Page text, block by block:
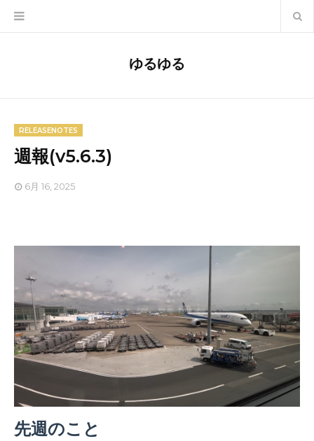
ゆるゆる
RELEASENOTES
週報(v5.6.3)
6月 16, 2025
先週のこと